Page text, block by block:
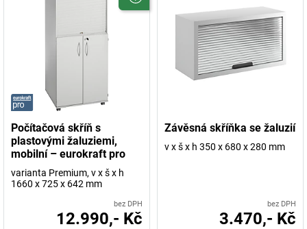
Počítačová skříň s
plastovými žaluziemi,
mobilní – eurokraft pro
varianta Premium, v x š x h
1660 x 725 x 642 mm
bez DPH
12.990,- Kč
Závěsná skříňka se žaluzií
v x š x h 350 x 680 x 280 mm
bez DPH
3.470,- Kč